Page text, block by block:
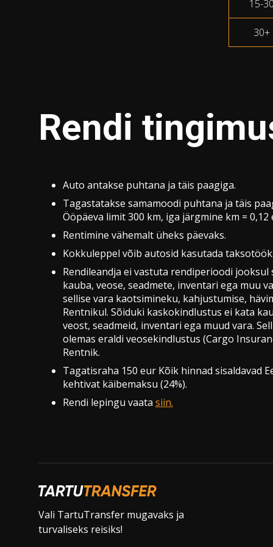
15-
30+
Rendi
Auto antakse puhtana ja täis paagiga.
Tagastatakse samamoodi puhtana ja täis
Ööpäeva limit 300 km, iga järgmine km = 0,12
Rentimine vähemalt üheks päevaks.
Kokkuleppel võib autosid kasutada
Rendileandja ei vastuta rendiperioodi
kauba, veose, seadmete, inventari ega muu
sellise vara kaotsimineku, kahjustumise,
Rentnikul. Sõiduki kaskokindlustus ei kata
veost, seadmeid, inventari ega muud vara.
olemas eraldi veosekindlustus (Cargo
Rentnik.
Tagatisraha 150 eur Kõik hinnad sisaldavad
kehtivat käibemaksu (24%).
Rendi lepingu vaata siin.
Vali TartuTransfer mugavaks ja
turvaliseks reisiks!